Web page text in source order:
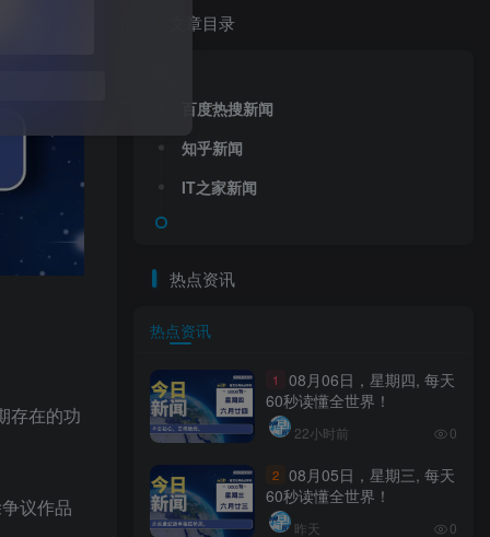
存在的功
议作品
文章目录
百度热搜新闻
知乎新闻
IT之家新闻
热点资讯
热点资讯
1
08月06日，星期四, 每天
60秒读懂全世界！
22小时前 0
2 08月05日，星期三, 每天
60秒读懂全世界！
昨天 0